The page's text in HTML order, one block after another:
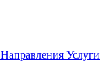
Направления Услуги